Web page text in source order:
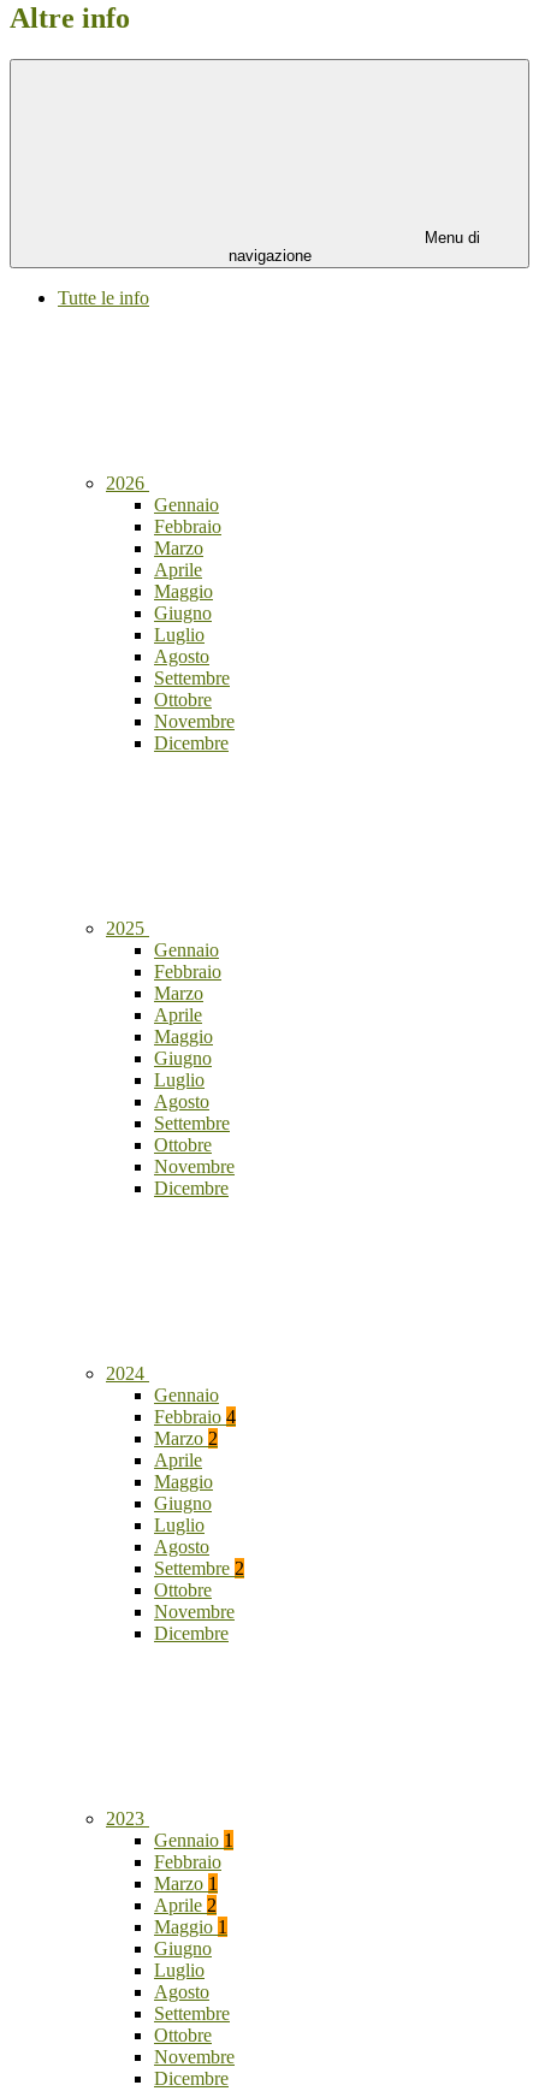
Altre info
Menu di
navigazione
Tutte le info
2026
Gennaio
Febbraio
Marzo
Aprile
Maggio
Giugno
Luglio
Agosto
Settembre
Ottobre
Novembre
Dicembre
2025
Gennaio
Febbraio
Marzo
Aprile
Maggio
Giugno
Luglio
Agosto
Settembre
Ottobre
Novembre
Dicembre
2024
Gennaio
Febbraio 4
Marzo 2
Aprile
Maggio
Giugno
Luglio
Agosto
Settembre 2
Ottobre
Novembre
Dicembre
2023
Gennaio 1
Febbraio
Marzo 1
Aprile 2
Maggio 1
Giugno
Luglio
Agosto
Settembre
Ottobre
Novembre
Dicembre